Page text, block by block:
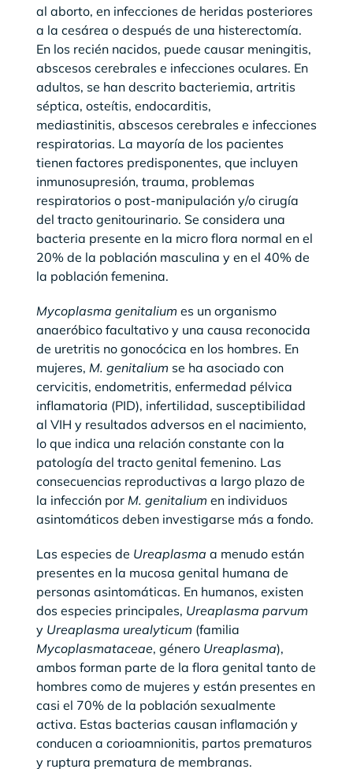
al aborto, en infecciones de heridas posteriores
a la cesárea o después de una histerectomía.
En los recién nacidos, puede causar meningitis,
abscesos cerebrales e infecciones oculares. En
adultos, se han descrito bacteriemia, artritis
séptica, osteítis, endocarditis,
mediastinitis, abscesos cerebrales e infecciones
respiratorias. La mayoría de los pacientes
tienen factores predisponentes, que incluyen
inmunosupresión, trauma, problemas
respiratorios o post-manipulación y/o cirugía
del tracto genitourinario. Se considera una
bacteria presente en la micro flora normal en el
20% de la población masculina y en el 40% de
la población femenina.
Mycoplasma genitalium es un organismo
anaeróbico facultativo y una causa reconocida
de uretritis no gonocócica en los hombres. En
mujeres, M. genitalium se ha asociado con
cervicitis, endometritis, enfermedad pélvica
inflamatoria (PID), infertilidad, susceptibilidad
al VIH y resultados adversos en el nacimiento,
lo que indica una relación constante con la
patología del tracto genital femenino. Las
consecuencias reproductivas a largo plazo de
la infección por M. genitalium en individuos
asintomáticos deben investigarse más a fondo.
Las especies de Ureaplasma a menudo están
presentes en la mucosa genital humana de
personas asintomáticas. En humanos, existen
dos especies principales, Ureaplasma parvum
y Ureaplasma urealyticum (familia
Mycoplasmataceae, género Ureaplasma),
ambos forman parte de la flora genital tanto de
hombres como de mujeres y están presentes en
casi el 70% de la población sexualmente
activa. Estas bacterias causan inflamación y
conducen a corioamnionitis, partos prematuros
y ruptura prematura de membranas.